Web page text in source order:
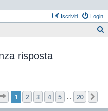
Login
Iscriviti
risposta
Pagina di 20
1 2 3 4 5 20